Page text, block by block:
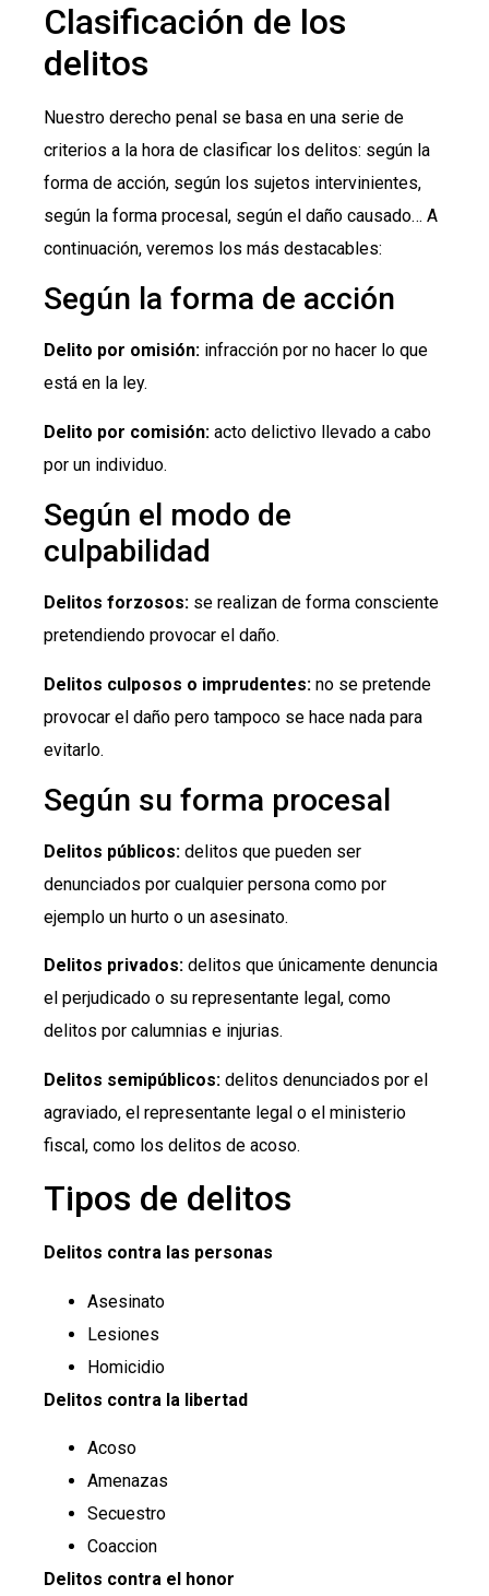
Clasificación de los
delitos
Nuestro derecho penal se basa en una serie de
criterios a la hora de clasificar los delitos: según la
forma de acción, según los sujetos intervinientes,
según la forma procesal, según el daño causado… A
continuación, veremos los más destacables:
Según la forma de acción
Delito por omisión: infracción por no hacer lo que
está en la ley.
Delito por comisión: acto delictivo llevado a cabo
por un individuo.
Según el modo de
culpabilidad
Delitos forzosos: se realizan de forma consciente
pretendiendo provocar el daño.
Delitos culposos o imprudentes: no se pretende
provocar el daño pero tampoco se hace nada para
evitarlo.
Según su forma procesal
Delitos públicos: delitos que pueden ser
denunciados por cualquier persona como por
ejemplo un hurto o un asesinato.
Delitos privados: delitos que únicamente denuncia
el perjudicado o su representante legal, como
delitos por calumnias e injurias.
Delitos semipúblicos: delitos denunciados por el
agraviado, el representante legal o el ministerio
fiscal, como los delitos de acoso.
Tipos de delitos
Delitos contra las personas
Asesinato
Lesiones
Homicidio
Delitos contra la libertad
Acoso
Amenazas
Secuestro
Coaccion
Delitos contra el honor